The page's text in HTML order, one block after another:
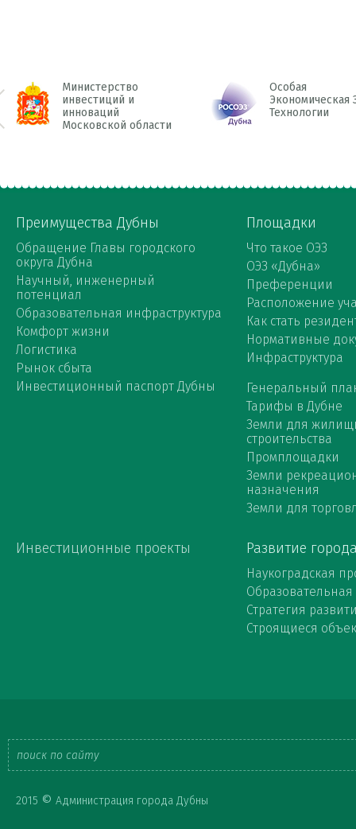
Министерство
инвестиций и
инноваций
Московской области
Особая
Экономическая
Технологии
Преимущества Дубны
Обращение Главы городского
округа Дубна
Научный, инженерный
потенциал
Образовательная инфраструктура
Комфорт жизни
Логистика
Рынок сбыта
Инвестиционный паспорт Дубны
Площадки
Что такое ОЭЗ
ОЭЗ «Дубна»
Преференции
Расположение
Как стать
Нормативные
Инфраструктура
Генеральный
Тарифы в Дубне
Земли для
строительства
Промплощадки
Земли
назначения
Земли для
Инвестиционные проекты Развитие
Наукоградская
Стратегия
Строящиеся
2015 © Администрация города Дубны